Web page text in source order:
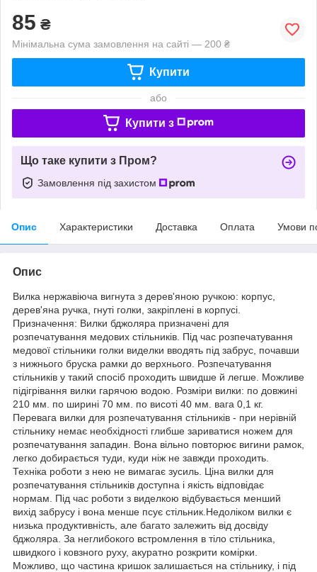
85 ₴
Мінімальна сума замовлення на сайті — 200 ₴
Купити
або
Купити з
Що таке купити з Пром?
Замовлення під захистом
Опис Характеристики Доставка Оплата Умови
Опис
Вилка нержавіюча вигнута з дерев'яною ручкою: корпус,
дерев'яна ручка, гнуті голки, закріплені в корпусі.
Призначення: Вилки бджоляра призначені для
розпечатування медових стільників. Під час розпечатування
медової стільники голки виделки вводять під забрус, почавши
з нижнього бруска рамки до верхнього. Розпечатування
стільників у такий спосіб проходить швидше й легше. Можливе
підігрівання вилки гарячою водою. Розміри вилки: по довжині
210 мм. по ширині 70 мм. по висоті 40 мм. вага 0,1 кг.
Перевага вилки для розпечатування стільників - при нерівній
стільнику немає необхідності глибше зариватися ножем для
розпечатування западин. Вона вільно повторює вигини рамок,
легко добирається туди, куди ніж не завжди проходить.
Техніка роботи з нею не вимагає зусиль. Ціна вилки для
розпечатування стільників доступна і якість відповідає
нормам. Під час роботи з виделкою відбувається менший
вихід забрусу і вона менше псує стільник.Недоліком вилки є
низька продуктивність, але багато залежить від досвіду
бджоляра. За неглибокого встромлення в тіло стільника,
швидкого і ковзного руху, акуратно розкрити комірки.
Можливо, що частина кришок залишається на стільнику, і під